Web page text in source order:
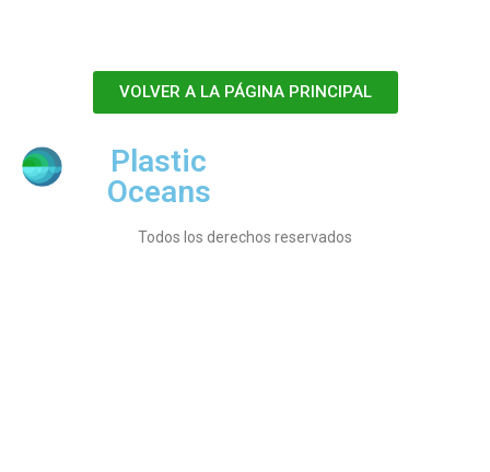
VOLVER A LA PÁGINA PRINCIPAL
Plastic
Oceans
Todos los derechos reservados